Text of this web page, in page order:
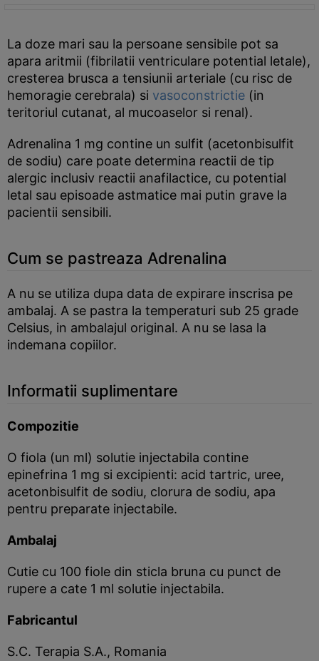
La doze mari sau la persoane sensibile pot sa
apara aritmii (fibrilatii ventriculare potential letale),
cresterea brusca a tensiunii arteriale (cu risc de
hemoragie cerebrala) si vasoconstrictie (in
teritoriul cutanat, al mucoaselor si renal).
Adrenalina 1 mg contine un sulfit (acetonbisulfit
de sodiu) care poate determina reactii de tip
alergic inclusiv reactii anafilactice, cu potential
letal sau episoade astmatice mai putin grave la
pacientii sensibili.
Cum se pastreaza Adrenalina
A nu se utiliza dupa data de expirare inscrisa pe
ambalaj. A se pastra la temperaturi sub 25 grade
Celsius, in ambalajul original. A nu se lasa la
indemana copiilor.
Informatii suplimentare
Compozitie
O fiola (un ml) solutie injectabila contine
epinefrina 1 mg si excipienti: acid tartric, uree,
acetonbisulfit de sodiu, clorura de sodiu, apa
pentru preparate injectabile.
Ambalaj
Cutie cu 100 fiole din sticla bruna cu punct de
rupere a cate 1 ml solutie injectabila.
Fabricantul
S.C. Terapia S.A., Romania